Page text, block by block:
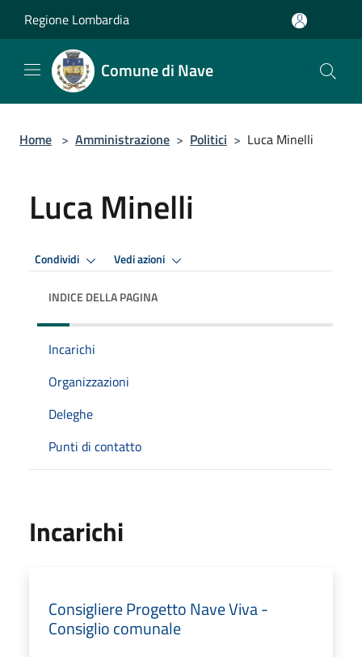
Regione Lombardia
Comune di Nave
Home > Amministrazione > Politici > Luca Minelli
Luca Minelli
Condividi Vedi azioni
INDICE DELLA PAGINA
Incarichi
Organizzazioni
Deleghe
Punti di contatto
Incarichi
Consigliere Progetto Nave Viva -
Consiglio comunale